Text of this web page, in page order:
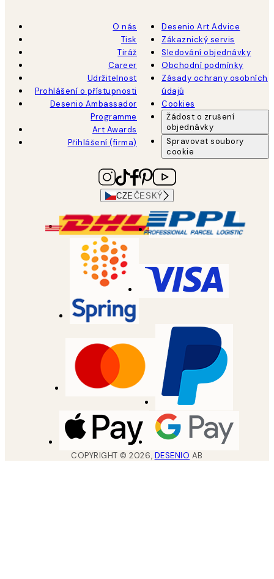
O nás
Tisk
Tiráž
Career
Udržitelnost
Prohlášení o přístupnosti
Desenio Ambassador
Programme
Art Awards
Přihlášení (firma)
Desenio Art Advice
Zákaznický servis
Sledování objednávky
Obchodní podmínky
Zásady ochrany osobních
údajů
Cookies
Žádost o zrušení
objednávky
Spravovat soubory
cookie
CZE ČESKÝ
COPYRIGHT ©2026, DESENIO AB